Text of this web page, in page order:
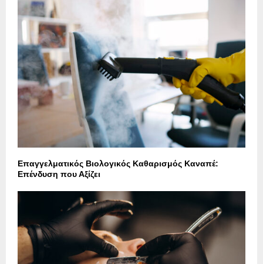
Επαγγελματικός Βιολογικός Καθαρισμός Καναπέ:
Επένδυση που Αξίζει